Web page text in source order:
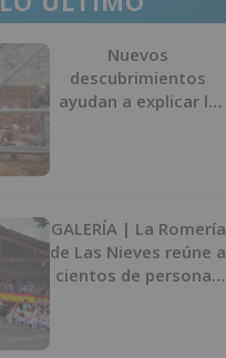
Nuevos
descubrimientos
ayudan a explicar la
GALERÍA | La Romería
de Las Nieves reúne a
cientos de personas